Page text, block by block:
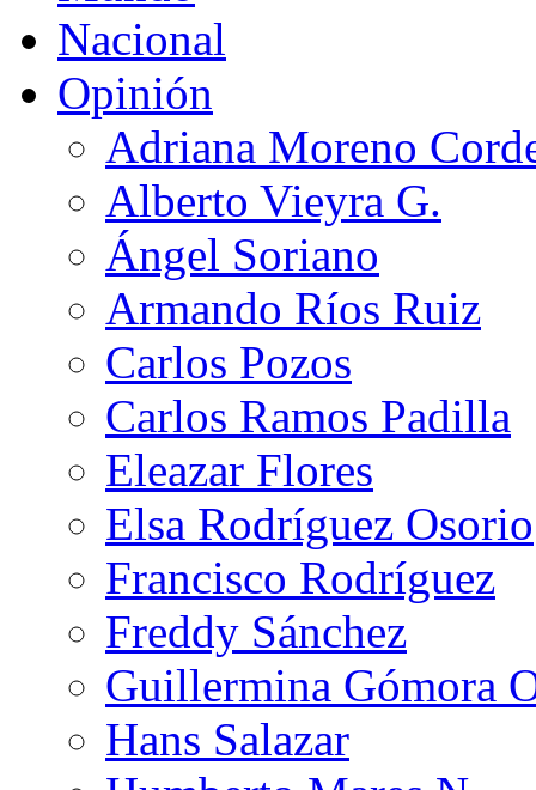
Nacional
Opinión
Adriana Moreno
Alberto Vieyra G.
Ángel Soriano
Armando Ríos Ruiz
Carlos Pozos
Carlos Ramos Padilla
Eleazar Flores
Elsa Rodríguez Osorio
Francisco Rodríguez
Freddy Sánchez
Guillermina Gómora
Hans Salazar